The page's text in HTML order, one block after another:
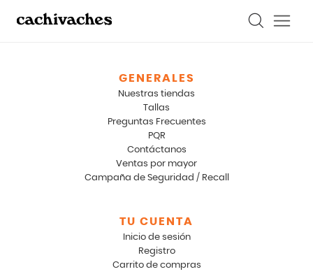
GENERALES
Nuestras tiendas
Tallas
Preguntas Frecuentes
PQR
Contáctanos
Ventas por mayor
Campaña de Seguridad / Recall
TU CUENTA
Inicio de sesión
Registro
Carrito de compras